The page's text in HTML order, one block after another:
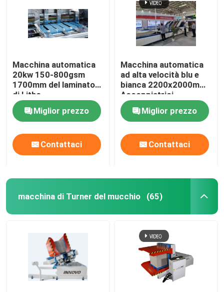
Macchina automatica
20kw 150-800gsm
1700mm del laminatore
di Litho
Miglior prezzo
Contattaci
Macchina automatica
ad alta velocità blu e
bianca 2200x2000mm
Accoppiatrici
Miglior prezzo
Contattaci
macchina di Turner del mucchio (65)